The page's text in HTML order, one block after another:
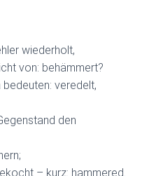
wiederholt,
von: behämmert?
veredelt,
den
– kurz: hammered.